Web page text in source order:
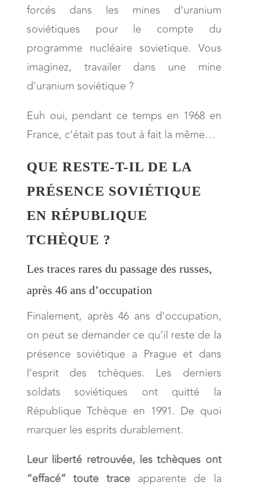
forcés dans les mines d’uranium
soviétiques pour le compte du
programme nucléaire sovietique. Vous
imaginez, travailer dans une mine
d’uranium soviétique ?
Euh oui, pendant ce temps en 1968 en
France, c’était pas tout à fait la même…
QUE RESTE-T-IL DE LA
PRÉSENCE SOVIÉTIQUE
EN RÉPUBLIQUE
TCHÈQUE ?
Les traces rares du passage des russes,
après 46 ans d’occupation
Finalement, après 46 ans d’occupation,
on peut se demander ce qu’il reste de la
présence soviétique a Prague et dans
l’esprit des tchèques. Les derniers
soldats soviétiques ont quitté la
République Tchèque en 1991. De quoi
marquer les esprits durablement.
Leur liberté retrouvée, les tchèques ont
“effacé” toute traceapparente de la